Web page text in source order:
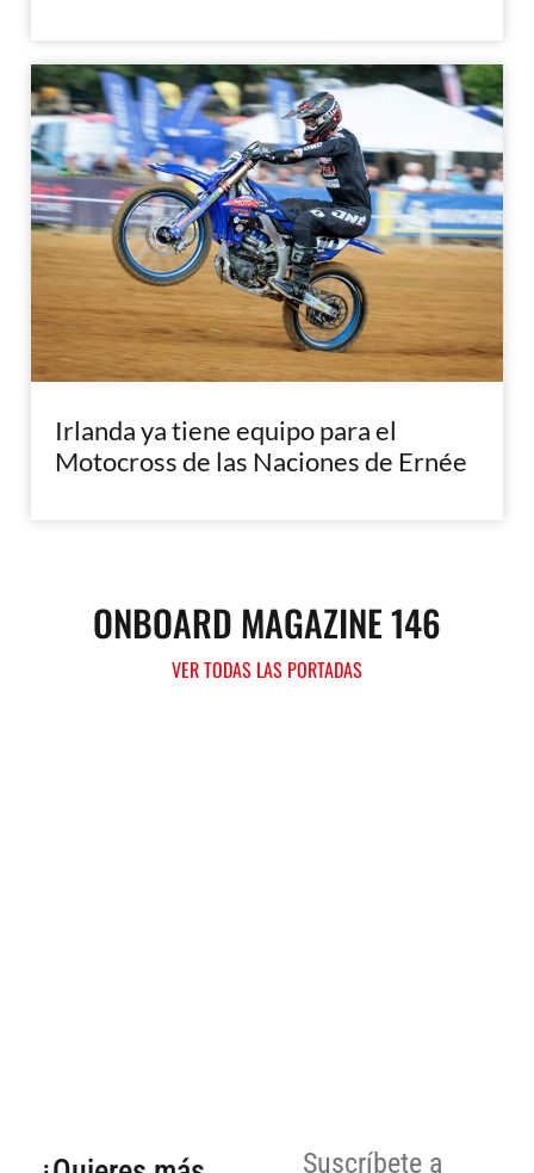
Irlanda ya tiene equipo para el
Motocross de las Naciones de Ernée
ONBOARD MAGAZINE 146
VER TODAS LAS PORTADAS
Suscríbete a